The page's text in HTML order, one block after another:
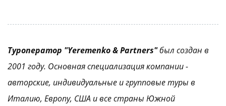
Туроператор "Yeremenko & Partners"был создан в
2001 году. Основная специализация компании -
авторские, индивидуальные и групповые туры в
Италию, Европу, США и все страны Южной